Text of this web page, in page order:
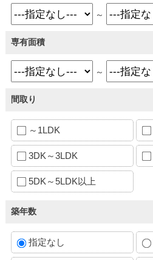
～
専有面積
～
間取り
～1LDK
3DK～3LDK
5DK～5LDK以上
築年数
指定なし